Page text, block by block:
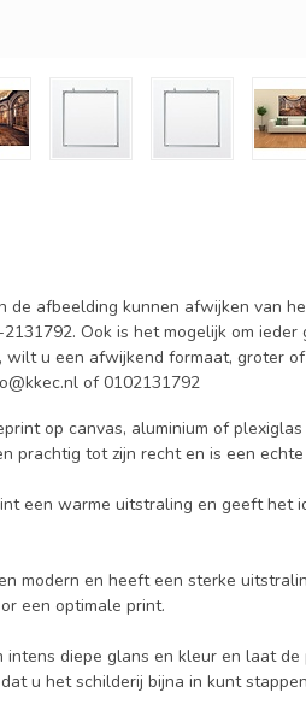
de afbeelding kunnen afwijken van
Ook is het mogelijk om
u een afwijkend formaat, groter
of 0102131792
op canvas, aluminium of
prachtig tot zijn recht en is een
een warme uitstraling en geeft het
modern en heeft een sterke
een optimale print.
diepe glans en kleur en laat
u het schilderij bijna in kunt